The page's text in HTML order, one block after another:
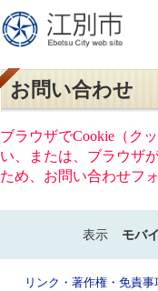
お問い合わせ
ブラウザでCookie（ク
い、または、ブラウザ
ため、お問い合わせフ
表示 モバ
リンク・著作権・免責事